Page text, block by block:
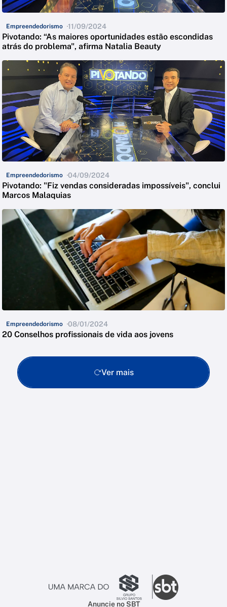
Empreendedorismo 11/09/2024
Pivotando: “As maiores oportunidades estão escondidas
atrás do problema", afirma Natalia Beauty
Empreendedorismo 04/09/2024
Pivotando: "Fiz vendas consideradas impossíveis", conclui
Marcos Malaquias
Empreendedorismo 08/01/2024
20 Conselhos profissionais de vida aos jovens
Ver mais
Anuncie no SBT